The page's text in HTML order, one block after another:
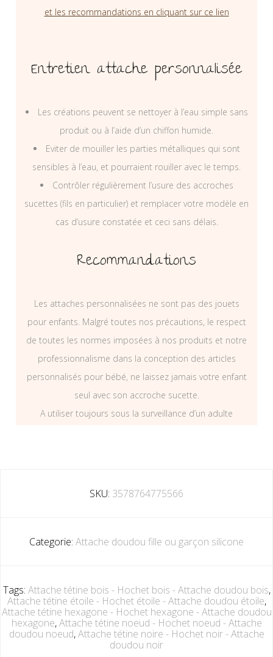
et les recommandations en cliquant sur ce lien
Entretien attache personnalisée
Les créations peuvent se nettoyer à l’eau simple sans
produit ou à l’aide d’un chiffon humide.
Eviter de mouiller les parties métalliques qui sont
sensibles à l’eau, et pourraient rouiller avec le temps.
Contrôler régulièrement l’usure des accroches
sucettes (fils en particulier) et remplacer votre modèle en
cas d’usure constatée et ceci sans délais.
Recommandations
Les attaches personnalisées ne sont pas des jouets
pour enfants. Malgré toutes nos précautions, le respect
de toutes les normes imposées à nos produits et notre
professionnalisme dans la conception des articles
personnalisés pour bébé, ne laissez jamais votre enfant
seul avec son accroche sucette.
A utiliser toujours sous la surveillance d’un adulte
SKU: 3578764775566
Categorie: Attache doudou fille ou garçon silicone
Tags: Attache tétine bois - Hochet bois - Attache doudou bois,
Attache tétine étoile - Hochet étoile - Attache doudou étoile,
Attache tétine hexagone - Hochet hexagone - Attache doudou
hexagone,Attache tétine noeud - Hochet noeud - Attache
doudou noeud,Attache tétine noire - Hochet noir - Attache
doudou noir